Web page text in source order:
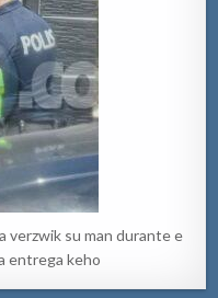
verzwik su man durante e
entrega keho